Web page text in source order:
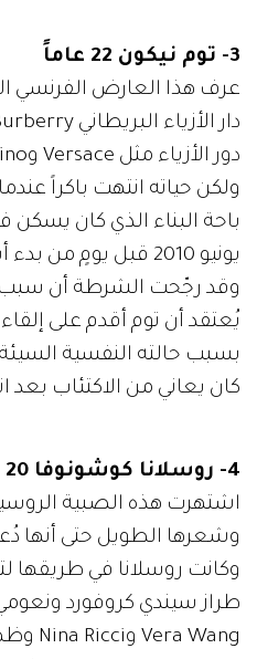
3- توم نيكون 22 عاماً
عرف هذا العارض الفرنسي
ولكن حياته انتهت باكراً
يونيو 2010 قبل يومٍ
وقد رجّحت الشرطة أن سبب
يُعتقد أن توم أقدم على
بسبب حالته النفسية
كان يعاني من الاكتئاب بعد
4- روسلانا كوشونوفا 20 عاماً
اشتهرت هذه الصبية
وشعرها الطويل حتى أنها
وكانت روسلانا في
طراز سيندي كروفورد